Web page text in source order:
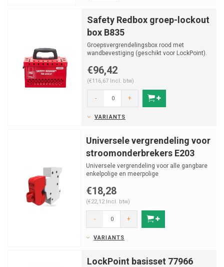
Safety Redbox groep-lockout
box B835
Groepsvergrendelingsbox rood met
wandbevestiging (geschikt voor LockPoint).
€96,42
(€116,67 Incl. btw)
- +
VARIANTS
Universele vergrendeling voor
stroomonderbrekers E203
Universele vergrendeling voor alle gangbare
enkelpolige en meerpolige
€18,28
(€22,12 Incl. btw)
- +
VARIANTS
LockPoint basisset 77966